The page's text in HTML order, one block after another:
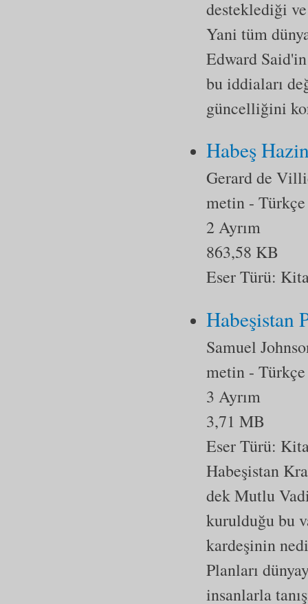
desteklediği
Yani tüm
Edward
bu iddiaları
güncelliğini
Habeş
Gerard de
metin - Türkçe
2 Ayrım
863,58 KB
Eser Türü:
Habeşistan
Samuel
metin - Türkçe
3 Ayrım
3,71 MB
Eser Türü:
Habeşistan
dek Mutlu
kurulduğu bu
kardeşinin
Planları
insanlarla